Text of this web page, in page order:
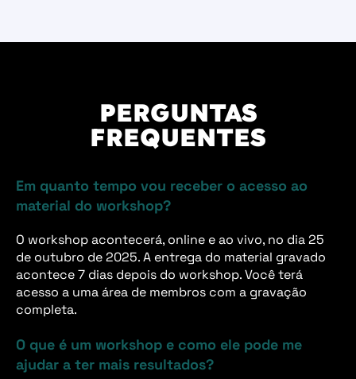
PERGUNTAS
FREQUENTES
Em quanto tempo vou receber o acesso ao
material do workshop?
O workshop acontecerá, online e ao vivo, no dia 25
de outubro de 2025. A entrega do material gravado
acontece 7 dias depois do workshop. Você terá
acesso a uma área de membros com a gravação
completa.
O que é um workshop e como ele pode me
ajudar a ter mais resultados?